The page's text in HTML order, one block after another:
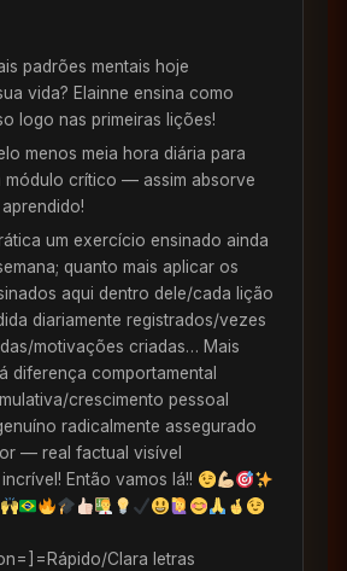
padrões mentais hoje
vida? Elainne ensina como
logo nas primeiras lições!
menos meia hora diária para
módulo crítico — assim absorve
um exercício ensinado ainda
quanto mais aplicar os
aqui dentro dele/cada lição
diariamente registrados/vezes
motivações criadas… Mais
diferença comportamental
crescimento pessoal
radicalmente assegurado
— real factual visível
Então vamos lá!!
Clara letras